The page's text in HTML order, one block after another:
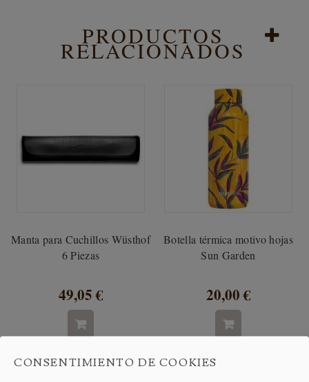
PRODUCTOS
RELACIONADOS
Manta para Cuchillos Wüsthof
6 Piezas
49,05 €
Botella térmica motivo hojas
Sun Garden
20,00 €
CONSENTIMIENTO DE COOKIES